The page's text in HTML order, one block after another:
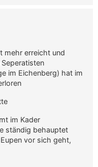
mehr erreicht und
im Eichenberg) hat im
im Kader
ständig behauptet
vor sich geht,